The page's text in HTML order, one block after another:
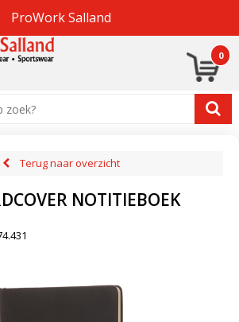
ProWork Salland
0
Terug naar overzicht
NOTITIEBOEK